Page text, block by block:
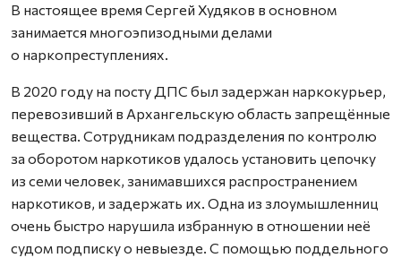
В настоящее время Сергей Худяков в основном
занимается многоэпизодными делами
о наркопреступлениях.
В 2020 году на посту ДПС был задержан наркокурьер,
перевозивший в Архангельскую область запрещённые
вещества. Сотрудникам подразделения по контролю
за оборотом наркотиков удалось установить цепочку
из семи человек, занимавшихся распространением
наркотиков, и задержать их. Одна из злоумышленниц
очень быстро нарушила избранную в отношении неё
судом подписку о невыезде. С помощью поддельного